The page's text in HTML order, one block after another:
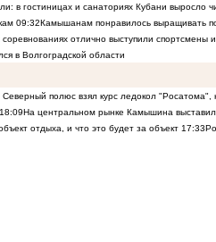
в гостиницах и санаториях Кубани выросло
09:32Камышанам понравилось выращивать
отлично выступили спортсмены
в Волгоградской области
полюс взял курс ледокол
18:09На центральном рынке Камышина
отдыха, и что это будет за объект 17:33